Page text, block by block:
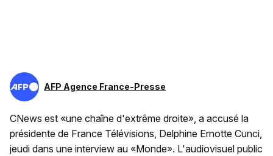
AFP Agence France-Presse
CNews est «une chaîne d'extrême droite», a accusé la
présidente de France Télévisions, Delphine Ernotte Cunci,
jeudi dans une interview au «Monde». L'audiovisuel public